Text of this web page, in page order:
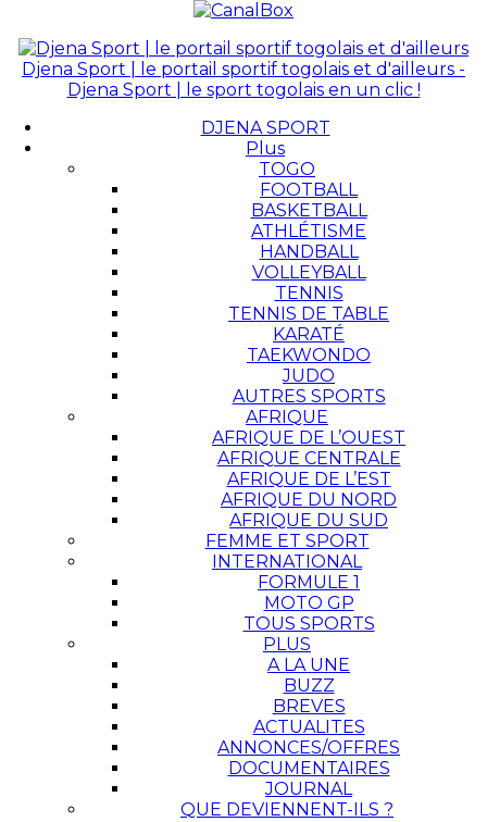
Djena Sport | le portail sportif togolais et d'ailleurs -
Djena Sport | le sport togolais en un clic !
DJENA SPORT
Plus
TOGO
FOOTBALL
BASKETBALL
ATHLÉTISME
HANDBALL
VOLLEYBALL
TENNIS
TENNIS DE TABLE
KARATÉ
TAEKWONDO
JUDO
AUTRES SPORTS
AFRIQUE
AFRIQUE DE L’OUEST
AFRIQUE CENTRALE
AFRIQUE DE L’EST
AFRIQUE DU NORD
AFRIQUE DU SUD
FEMME ET SPORT
INTERNATIONAL
FORMULE 1
MOTO GP
TOUS SPORTS
PLUS
A LA UNE
BUZZ
BREVES
ACTUALITES
ANNONCES/OFFRES
DOCUMENTAIRES
JOURNAL
QUE DEVIENNENT-ILS ?